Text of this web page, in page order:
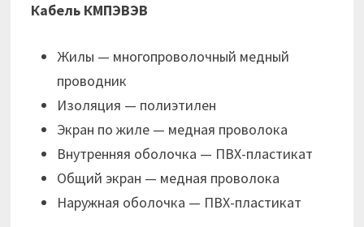
Кабель КМПЭВЭВ
Жилы — многопроволочный медный
проводник
Изоляция — полиэтилен
Экран по жиле — медная проволока
Внутренняя оболочка — ПВХ-пластикат
Общий экран — медная проволока
Наружная оболочка — ПВХ-пластикат